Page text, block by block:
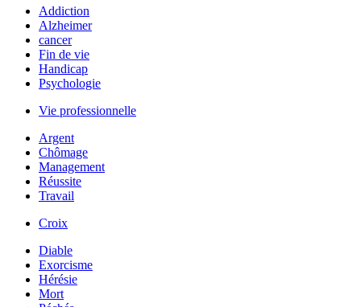
Addiction
Alzheimer
cancer
Fin de vie
Handicap
Psychologie
Vie professionnelle
Argent
Chômage
Management
Réussite
Travail
Croix
Diable
Exorcisme
Hérésie
Mort